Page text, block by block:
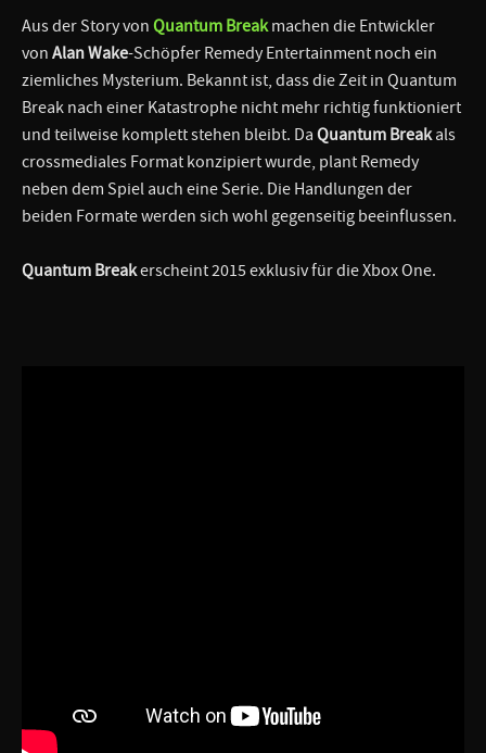
Aus der Story von Quantum Breakmachen die Entwickler
von Alan Wake-Schöpfer Remedy Entertainment noch ein
ziemliches Mysterium. Bekannt ist, dass die Zeit in Quantum
Break nach einer Katastrophe nicht mehr richtig funktioniert
und teilweise komplett stehen bleibt. Da Quantum Breakals
crossmediales Format konzipiert wurde, plant Remedy
neben dem Spiel auch eine Serie. Die Handlungen der
beiden Formate werden sich wohl gegenseitig beeinflussen.
Quantum Breakerscheint 2015 exklusiv für die Xbox One.